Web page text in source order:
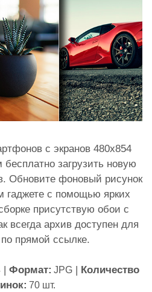
с экранов 480x854
бесплатно загрузить новую
Обновите фоновый рисунок
гаджете с помощью ярких
присутствую обои с
всегда архив доступен для
прямой ссылке.
| Формат:JPG| Количество
70 шт.